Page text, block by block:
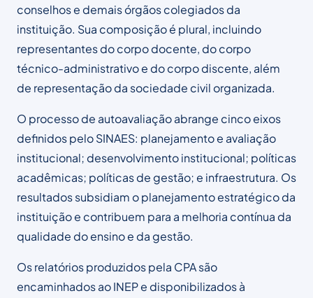
conselhos e demais órgãos colegiados da
instituição. Sua composição é plural, incluindo
representantes do corpo docente, do corpo
técnico-administrativo e do corpo discente, além
de representação da sociedade civil organizada.
O processo de autoavaliação abrange cinco eixos
definidos pelo SINAES: planejamento e avaliação
institucional; desenvolvimento institucional; políticas
acadêmicas; políticas de gestão; e infraestrutura. Os
resultados subsidiam o planejamento estratégico da
instituição e contribuem para a melhoria contínua da
qualidade do ensino e da gestão.
Os relatórios produzidos pela CPA são
encaminhados ao INEP e disponibilizados à